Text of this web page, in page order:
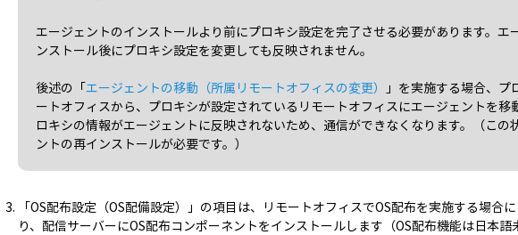
エージェントのインストールより前にプロキシ設定を完了させる必要があります。エ
ンストール後にプロキシ設定を変更しても反映されません。
後述の「エージェントの移動（所属リモートオフィスの変更）
」を実施する場合、
ートオフィスから、プロキシが設定されているリモートオフィスにエージェントを移
ロキシの情報がエージェントに反映されないため、通信ができなくなります。（この
ントの再インストールが必要です。）
「OS配布設定（OS配備設定）」の項目は、リモートオフィスでOS配布を実施する場合
り、配信サーバーにOS配布コンポーネントをインストールします（OS配布機能は日本語